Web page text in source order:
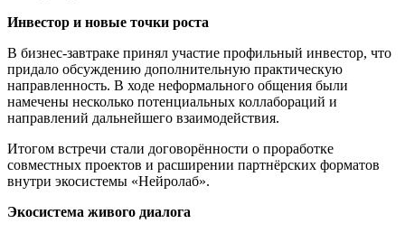
Инвестор и новые точки роста
В бизнес-завтраке принял участие профильный инвестор, что
придало обсуждению дополнительную практическую
направленность. В ходе неформального общения были
намечены несколько потенциальных коллабораций и
направлений дальнейшего взаимодействия.
Итогом встречи стали договорённости о проработке
совместных проектов и расширении партнёрских форматов
внутри экосистемы «Нейролаб».
Экосистема живого диалога